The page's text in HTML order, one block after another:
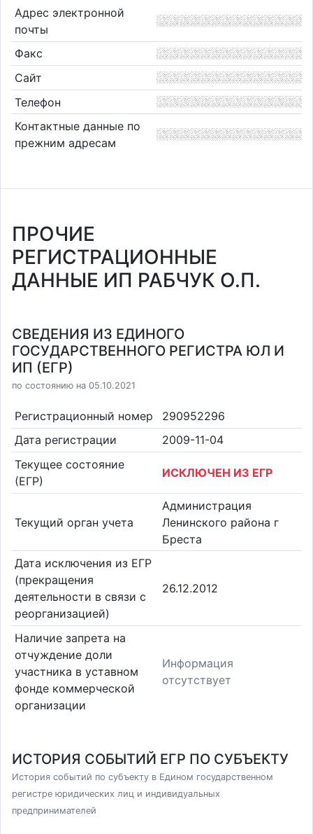
Адрес электронной
почты
Факс
Сайт
Телефон
Контактные данные по
прежним адресам
ПРОЧИЕ
РЕГИСТРАЦИОННЫЕ
ДАННЫЕ ИП РАБЧУК О.П.
СВЕДЕНИЯ ИЗ ЕДИНОГО
ГОСУДАРСТВЕННОГО РЕГИСТРА ЮЛ И
ИП (ЕГР)
по состоянию на 05.10.2021
Регистрационный номер
290952296
Дата регистрации
2009-11-04
Текущее состояние
(ЕГР)
ИСКЛЮЧЕН ИЗ ЕГР
Текущий орган учета
Администрация
Ленинского района г
Бреста
Дата исключения из ЕГР
(прекращения
деятельности в связи с
реорганизацией)
26.12.2012
Наличие запрета на
отчуждение доли
участника в уставном
фонде коммерческой
организации
Информация
отсутствует
ИСТОРИЯ СОБЫТИЙ ЕГР ПО СУБЪЕКТУ
История событий по субъекту в Едином государственном
регистре юридических лиц и индивидуальных
предпринимателей